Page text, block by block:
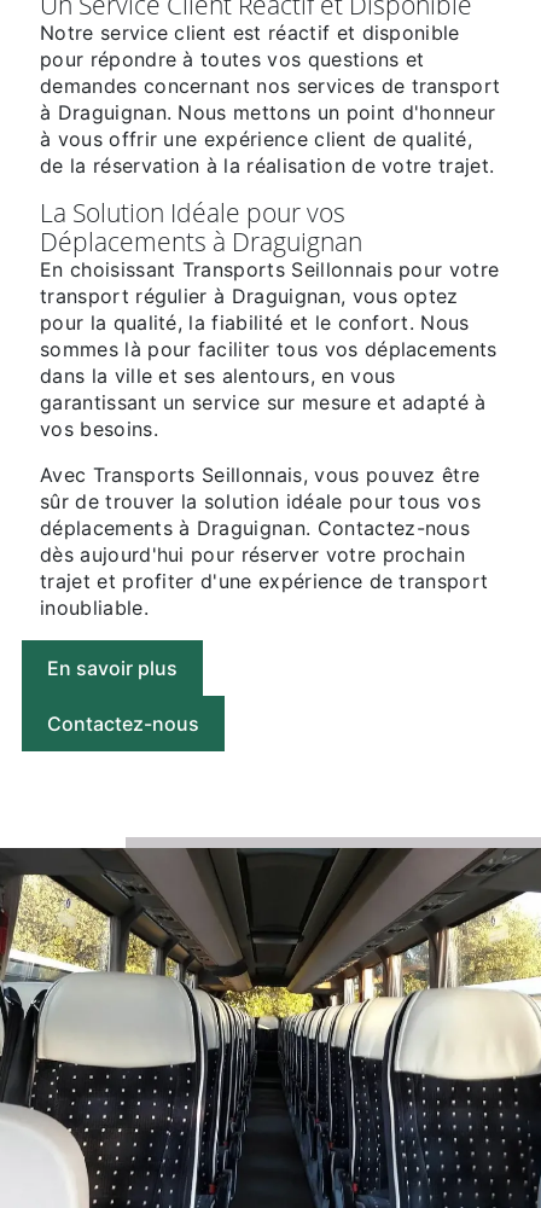
Notre service client est réactif et disponible
pour répondre à toutes vos questions et
demandes concernant nos services de transport
à Draguignan. Nous mettons un point d'honneur
à vous offrir une expérience client de qualité,
de la réservation à la réalisation de votre trajet.
La Solution Idéale pour vos
Déplacements à Draguignan
En choisissant Transports Seillonnais pour votre
transport régulier à Draguignan, vous optez
pour la qualité, la fiabilité et le confort. Nous
sommes là pour faciliter tous vos déplacements
dans la ville et ses alentours, en vous
garantissant un service sur mesure et adapté à
vos besoins.
Avec Transports Seillonnais, vous pouvez être
sûr de trouver la solution idéale pour tous vos
déplacements à Draguignan. Contactez-nous
dès aujourd'hui pour réserver votre prochain
trajet et profiter d'une expérience de transport
inoubliable.
En savoir plus
Contactez-nous